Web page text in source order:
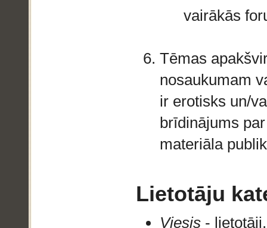
vairākās
Tēmas
nosaukumam
ir erotisks un/
brīdinājums
materiāla
Lietotāju
Viesis-